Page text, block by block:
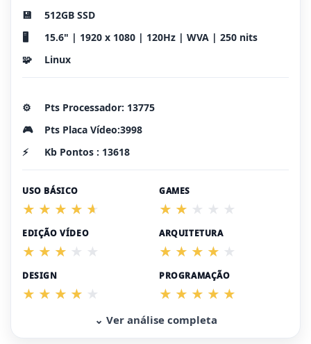
💾
512GB SSD
🖥️
15.6" | 1920 x 1080 | 120Hz | WVA | 250 nits
🧩
Linux
⚙️
Pts Processador: 13775
🎮
Pts Placa Vídeo:3998
⚡
Kb Pontos : 13618
USO BÁSICO GAMES
EDIÇÃO VÍDEO ARQUITETURA
DESIGN PROGRAMAÇÃO
⌄ Ver análise completa